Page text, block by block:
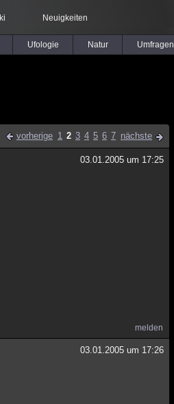
Neuigkeiten
Ufologie Natur Umfragen
vorherige 1 2 3 4 5 6 7 nächste
03.01.2005 um 17:25
melden
03.01.2005 um 17:26